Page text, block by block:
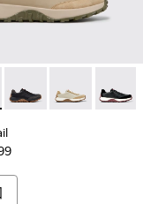
麂皮和皮革運動鞋。
037 033
- K100937-031
Soller -
Pelotas Soller -
Pelotas
- K100928-026 -
Drift Trail - K100928-
Drift Trail -
Drift